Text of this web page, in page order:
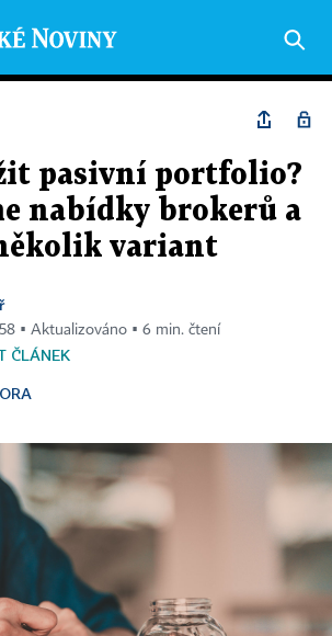
pasivní portfolio?
nabídky brokerů a
variant
▪ Aktualizováno ▪ 6 min. čtení
ČLÁNEK